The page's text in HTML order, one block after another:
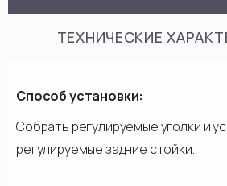
ТЕХНИЧЕСКИЕ
Способ установки:
Собрать регулируемые уголки и
регулируемые задние стойки.